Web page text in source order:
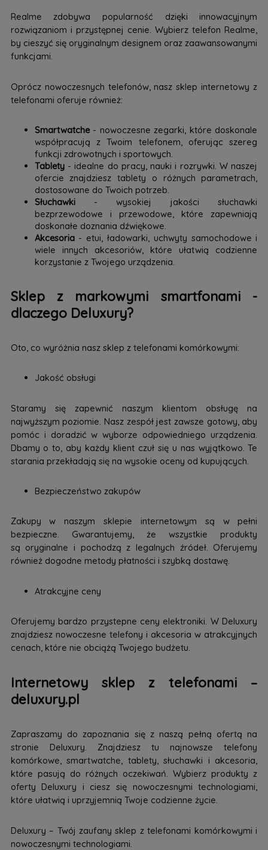
Realme zdobywa popularność dzięki innowacyjnym
rozwiązaniom i przystępnej cenie. Wybierz telefon Realme,
by cieszyć się oryginalnym designem oraz zaawansowanymi
funkcjami.
Oprócz nowoczesnych telefonów, nasz sklep internetowy z
telefonami oferuje również:
Smartwatche- nowoczesne zegarki, które doskonale
współpracują z Twoim telefonem, oferując szereg
funkcji zdrowotnych i sportowych.
Tablety- idealne do pracy, nauki i rozrywki. W naszej
ofercie znajdziesz tablety o różnych parametrach,
dostosowane do Twoich potrzeb.
Słuchawki- wysokiej jakości słuchawki
bezprzewodowe i przewodowe, które zapewniają
doskonałe doznania dźwiękowe.
Akcesoria- etui, ładowarki, uchwyty samochodowe i
wiele innych akcesoriów, które ułatwią codzienne
korzystanie z Twojego urządzenia.
Sklep z markowymi smartfonami -
dlaczego Deluxury?
Oto, co wyróżnia nasz sklep z telefonami komórkowymi:
Jakość obsługi
Staramy się zapewnić naszym klientom obsługę na
najwyższym poziomie. Nasz zespół jest zawsze gotowy, aby
pomóc i doradzić w wyborze odpowiedniego urządzenia.
Dbamy o to, aby każdy klient czuł się u nas wyjątkowo. Te
starania przekładają się na wysokie oceny od kupujących.
Bezpieczeństwo zakupów
Zakupy w naszym sklepie internetowym są w pełni
bezpieczne. Gwarantujemy, że wszystkie produkty
są oryginalne i pochodzą z legalnych źródeł. Oferujemy
również dogodne metody płatności i szybką dostawę.
Atrakcyjne ceny
Oferujemy bardzo przystepne ceny elektroniki. W Deluxury
znajdziesz nowoczesne telefony i akcesoria w atrakcyjnych
cenach, które nie obciążą Twojego budżetu.
Internetowy sklep z telefonami –
deluxury.pl
Zapraszamy do zapoznania się z naszą pełną ofertą na
stronie Deluxury. Znajdziesz tu najnowsze telefony
komórkowe, smartwatche, tablety, słuchawki i akcesoria,
które pasują do różnych oczekiwań. Wybierz produkty z
oferty Deluxury i ciesz się nowoczesnymi technologiami,
które ułatwią i uprzyjemnią Twoje codzienne życie.
Deluxury – Twój zaufany sklep z telefonami komórkowymi i
nowoczesnymi technologiami.